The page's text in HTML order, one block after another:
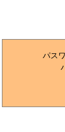
パス